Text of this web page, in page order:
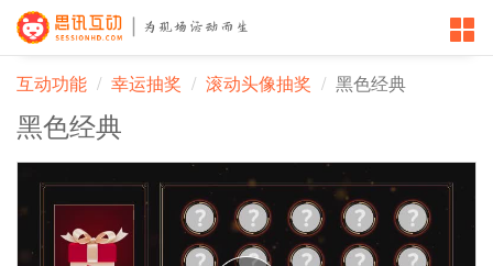
互动功能 幸运抽奖 滚动头像抽奖 黑色经典
黑色经典